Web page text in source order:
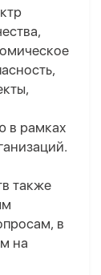
в рамках
также
в
на